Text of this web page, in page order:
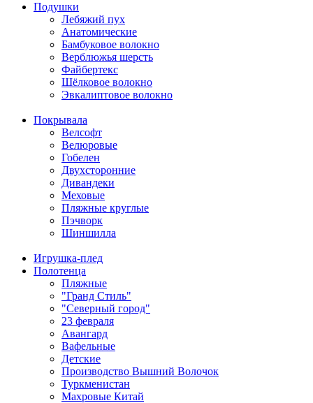
Подушки
Лебяжий пух
Анатомические
Бамбуковое волокно
Верблюжья шерсть
Файбертекс
Шёлковое волокно
Эвкалиптовое волокно
Покрывала
Велсофт
Велюровые
Гобелен
Двухсторонние
Дивандеки
Меховые
Пляжные круглые
Пэчворк
Шиншилла
Игрушка-плед
Полотенца
Пляжные
"Гранд Стиль"
"Северный город"
23 февраля
Авангард
Вафельные
Детские
Производство Вышний Волочок
Туркменистан
Махровые Китай